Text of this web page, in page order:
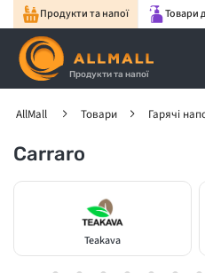
Продукти та напої Товари
Продукти та напої
AllMall Товари Гарячі
Carraro
Teakava